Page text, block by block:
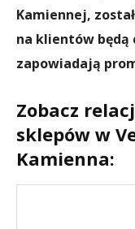
Kamiennej,
na klientów będą
zapowiadają
Zobacz
sklepów w
Kamienna: